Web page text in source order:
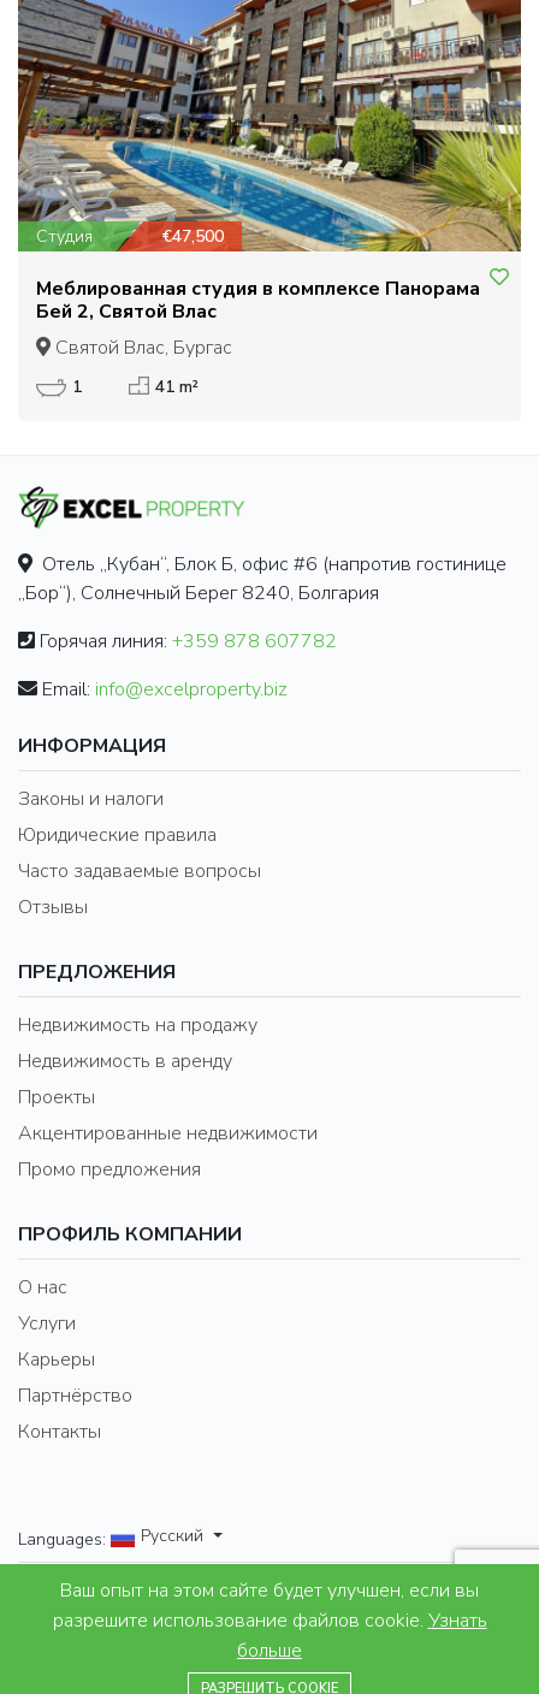
Студия €47,500
Меблированная студия в комплексе Панорама
Бей 2, Святой Влас
Святой Влас, Бургас
1 41 m²
Отель „Кубан“, Блок Б, офис #6 (напротив гостинице
„Бор“), Солнечный Берег 8240, Болгария
Горячая линия: +359 878 607782
Email: info@excelproperty.biz
ИНФОРМАЦИЯ
Законы и налоги
Юридические правила
Часто задаваемые вопросы
Отзывы
ПРЕДЛОЖЕНИЯ
Недвижимость на продажу
Недвижимость в аренду
Проекты
Акцентированные недвижимости
Промо предложения
ПРОФИЛЬ КОМПАНИИ
О нас
Услуги
Карьеры
Партнёрство
Контакты
Languages: Русский
Properties for Lifestyle and leisure
© 2007 - 2024 Excel Property Bulgaria Ltd. All right
reserved.+359888625601
Ваш опыт на этом сайте будет улучшен, если вы
разрешите использование файлов cookie. Узнать
больше
РАЗРЕШИТЬ COOKIE